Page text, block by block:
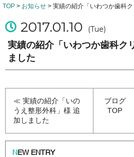
TOP > お知らせ > 実績の紹介「いわつか歯科
2017.01.10 (Tue)
実績の紹介「いわつか歯科ク
ました
≪ 実績の紹介「いの
うえ整形外科」様 追
加しました
ブログ
TOP
NEW ENTRY